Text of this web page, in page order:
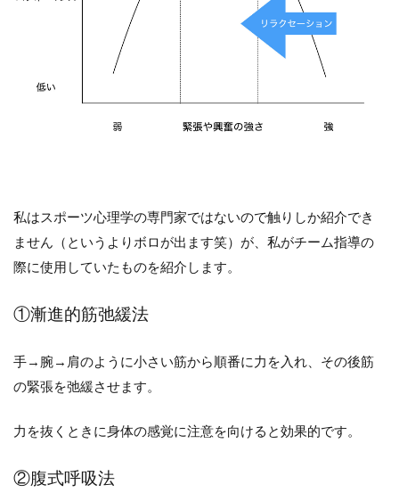
私はスポーツ心理学の専門家ではないので触りしか紹介でき
ません（というよりボロが出ます笑）が、私がチーム指導の
際に使用していたものを紹介します。
①漸進的筋弛緩法
手→腕→肩のように小さい筋から順番に力を入れ、その後筋
の緊張を弛緩させます。
力を抜くときに身体の感覚に注意を向けると効果的です。
②腹式呼吸法